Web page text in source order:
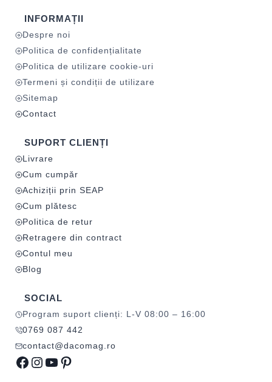
INFORMAȚII
Despre noi
Politica de confidențialitate
Politica de utilizare cookie-uri
Termeni și condiții de utilizare
Sitemap
Contact
SUPORT CLIENȚI
Livrare
Cum cumpăr
Achiziții prin SEAP
Cum plătesc
Politica de retur
Retragere din contract
Contul meu
Blog
SOCIAL
Program suport clienți: L-V 08:00 – 16:00
0769 087 442
contact@dacomag.ro
Facebook
Instagram
YouTube
Pinterest